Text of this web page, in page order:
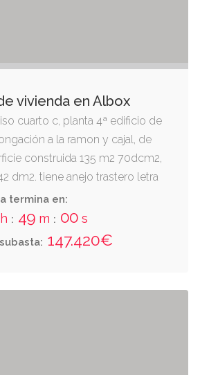
04008.
vivienda en Albox
cuarto c, planta 4ª edificio de
a la ramon y cajal, de
construida 135 m2 70dcm2,
dm2. tiene anejo trastero letra
a la planta, superficie
m2 13 dm2, útil 03m2 12 dm2,
en la vivienda.
termina en:
h : 48 m : 59 s
147.420€